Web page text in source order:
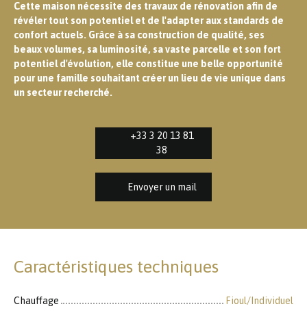
Cette maison nécessite des travaux de rénovation afin de
révéler tout son potentiel et de l'adapter aux standards de
confort actuels. Grâce à sa construction de qualité, ses
beaux volumes, sa luminosité, sa vaste parcelle et son fort
potentiel d'évolution, elle constitue une belle opportunité
pour une famille souhaitant créer un lieu de vie unique dans
un secteur recherché.
+33 3 20 13 81
38
Envoyer un mail
Caractéristiques techniques
Chauffage
Fioul/Individuel